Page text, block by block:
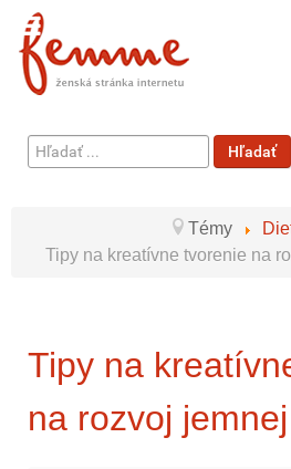
Hľadať
...
Hľadať
Témy
Tipy na kreatívne tvorenie na
Tipy na
na rozvoj